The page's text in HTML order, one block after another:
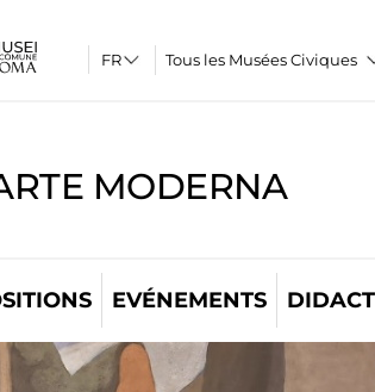
Tous les Musées Civiques
MODERNA
EVÉNEMENTS